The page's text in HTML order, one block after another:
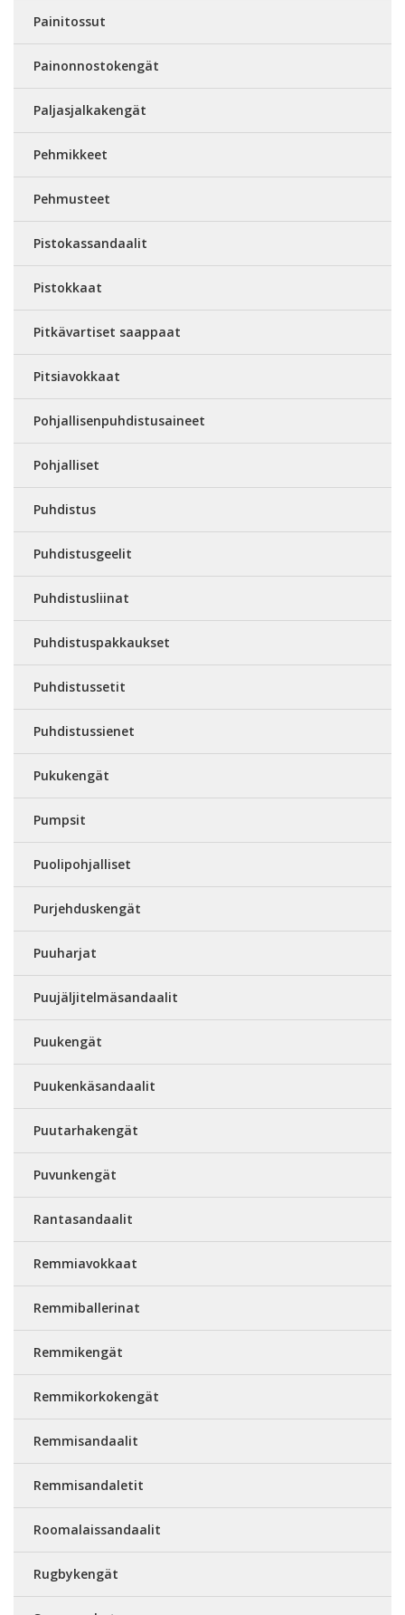
Painitossut
Painonnostokengät
Paljasjalkakengät
Pehmikkeet
Pehmusteet
Pistokassandaalit
Pistokkaat
Pitkävartiset saappaat
Pitsiavokkaat
Pohjallisenpuhdistusaineet
Pohjalliset
Puhdistus
Puhdistusgeelit
Puhdistusliinat
Puhdistuspakkaukset
Puhdistussetit
Puhdistussienet
Pukukengät
Pumpsit
Puolipohjalliset
Purjehduskengät
Puuharjat
Puujäljitelmäsandaalit
Puukengät
Puukenkäsandaalit
Puutarhakengät
Puvunkengät
Rantasandaalit
Remmiavokkaat
Remmiballerinat
Remmikengät
Remmikorkokengät
Remmisandaalit
Remmisandaletit
Roomalaissandaalit
Rugbykengät